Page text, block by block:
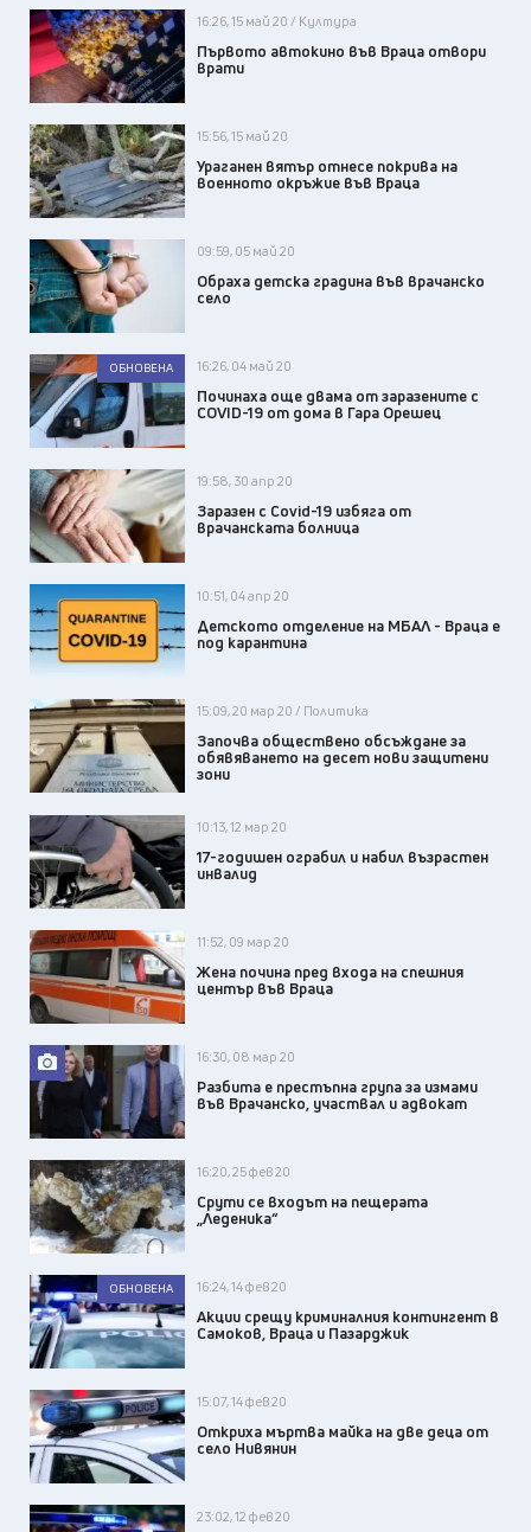
16:26, 15 май 20 / Култура
Първото автокино във Враца отвори
врати
15:56, 15 май 20
Ураганен вятър отнесе покрива на
военното окръжие във Враца
09:59, 05 май 20
Обраха детска градина във врачанско
село
ОБНОВЕНА 16:26, 04 май 20
Починаха още двама от заразените с
COVID-19 от дома в Гара Орешец
19:58, 30 апр 20
Заразен с Covid-19 избяга от
врачанската болница
10:51, 04 апр 20
Детското отделение на МБАЛ - Враца е
под карантина
15:09, 20 мар 20 / Политика
Започва обществено обсъждане за
обявяването на десет нови защитени
зони
10:13, 12 мар 20
17-годишен ограбил и набил възрастен
инвалид
11:52, 09 мар 20
Жена почина пред входа на спешния
център във Враца
16:30, 08 мар 20
Разбита е престъпна група за измами
във Врачанско, участвал и адвокат
16:20, 25 фев 20
Срути се входът на пещерата
„Леденика“
ОБНОВЕНА 16:24, 14 фев 20
Акции срещу криминалния контингент в
Самоков, Враца и Пазарджик
15:07, 14 фев 20
Откриха мъртва майка на две деца от
село Нивянин
23:02, 12 фев 20